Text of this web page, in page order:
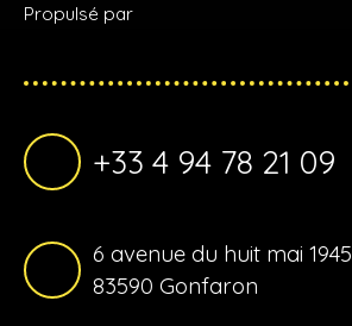
Propulsé par
+33 4 94 78 21 09
6 avenue du huit mai 1945
83590 Gonfaron